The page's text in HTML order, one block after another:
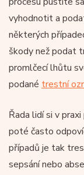
vyhodnotit a
některých
škody než podat
promlčecí lhůtu
podané trestní
Řada lidí si v
poté často
případů je tak
sepsání nebo